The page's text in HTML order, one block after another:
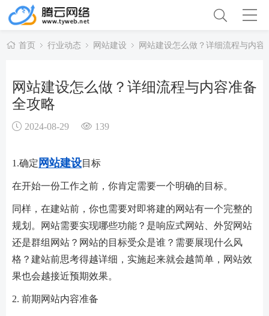
首页 行业动态 网站建设 网站建设怎么做？详细流程与内容
网站建设怎么做？详细流程与内容准备
全攻略
2024-08-29 139
1.确定 网站建设目标
在开始一份工作之前，你肯定需要一个明确的目标。
同样，在建站前，你也需要对即将建的网站有一个完整的
规划。网站需要实现哪些功能？是响应式网站、外贸网站
还是群组网站？网站的目标受众是谁？需要展现什么风
格？建站前思考得越详细，实施起来就会越简单，网站效
果也会越接近预期效果。
2. 前期网站内容准备